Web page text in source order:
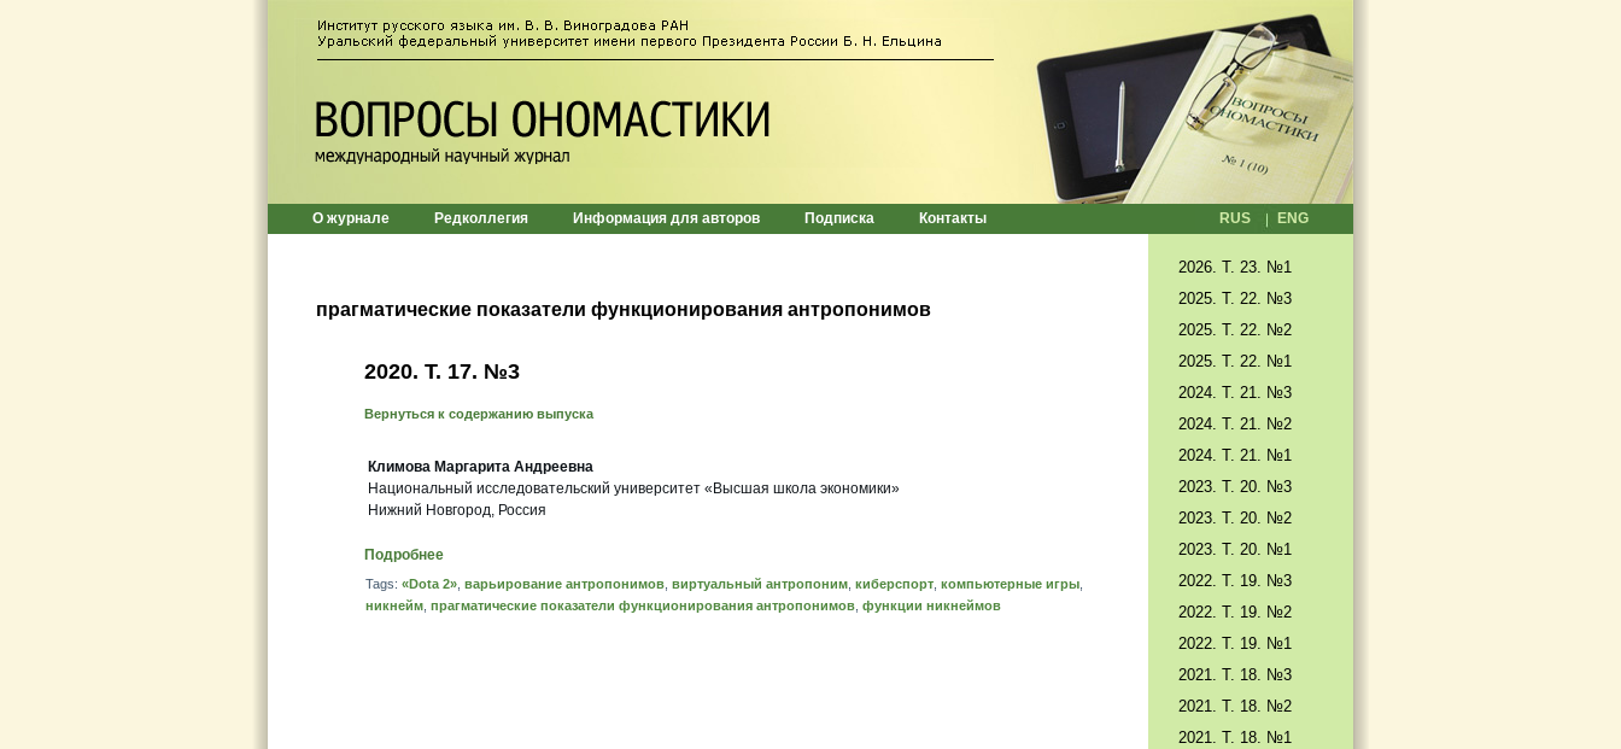
О журнале Редколлегия Информация для авторов Подписка Контакты RUS ENG
прагматические показатели функционирования антропонимов
2020. Т. 17. №3
Вернуться к содержанию выпуска
Климова Маргарита Андреевна
Национальный исследовательский университет «Высшая школа экономики»
Нижний Новгород, Россия
Подробнее
Tags: «Dota 2» варьирование антропонимов виртуальный антропоним киберспорт компьютерные игры
никнейм прагматические показатели функционирования антропонимов функции никнеймов
2026. T. 23. №1
2025. T. 22. №3
2025. Т. 22. №2
2025. Т. 22. №1
2024. Т. 21. №3
2024. Т. 21. №2
2024. Т. 21. №1
2023. Т. 20. №3
2023. Т. 20. №2
2023. Т. 20. №1
2022. Т. 19. №3
2022. Т. 19. №2
2022. Т. 19. №1
2021. Т. 18. №3
2021. Т. 18. №2
2021. Т. 18. №1